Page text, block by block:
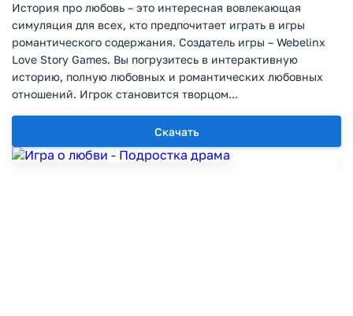
Скачать
История про любовь – это интересная вовлекающая
симуляция для всех, кто предпочитает играть в игры
романтического содержания. Создатель игры – Webelinx
Love Story Games. Вы погрузитесь в интерактивную
историю, полную любовных и романтических любовных
отношений. Игрок становится творцом...